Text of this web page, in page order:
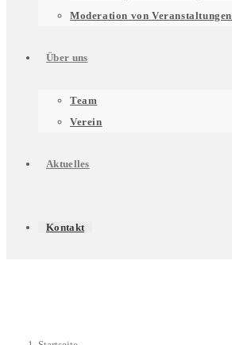
Moderation von Veranstaltungen
Über uns
Team
Verein
Aktuelles
Kontakt